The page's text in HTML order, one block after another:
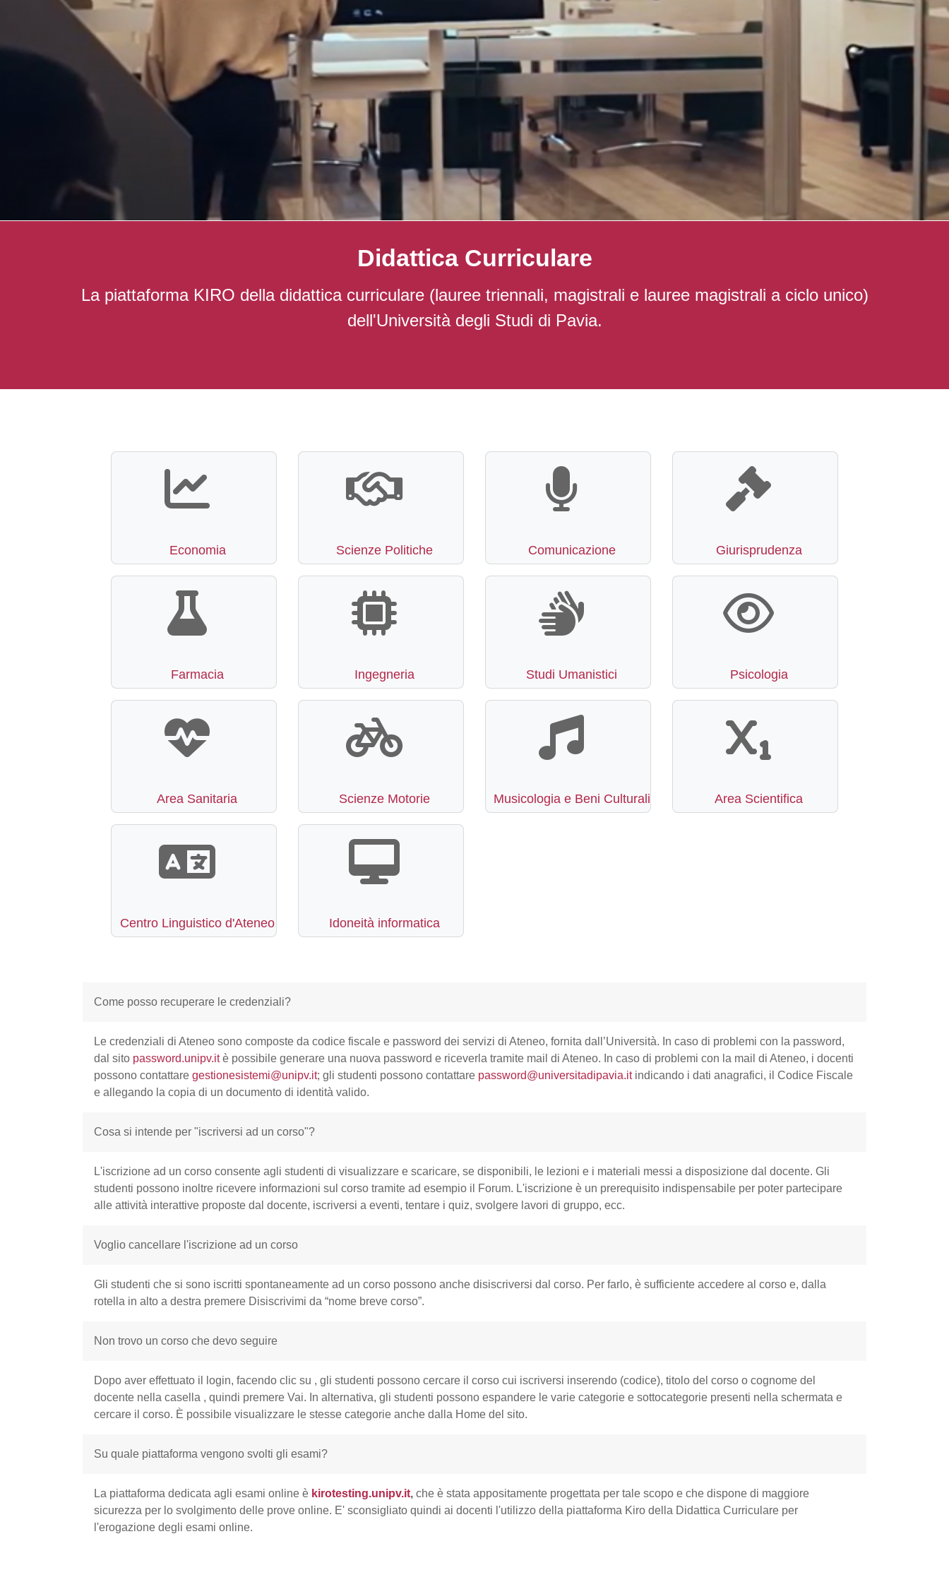
Didattica Curriculare
La piattaforma KIRO della didattica curriculare (lauree triennali, magistrali e lauree magistrali a ciclo unico)
dell'Università degli Studi di Pavia.
Economia Scienze Politiche Comunicazione Giurisprudenza
Farmacia Ingegneria Studi Umanistici Psicologia
Area Sanitaria Scienze Motorie Musicologia e Beni Culturali Area Scientifica
Centro Linguistico d'Ateneo Idoneità informatica
Come posso recuperare le credenziali?
Le credenziali di Ateneo sono composte da codice fiscale e password dei servizi di Ateneo, fornita dall’Università. In caso di problemi con la password,
dal sito password.unipv.itè possibile generare una nuova password e riceverla tramite mail di Ateneo. In caso di problemi con la mail di Ateneo, i docenti
possono contattare gestionesistemi@unipv.it; gli studenti possono contattare password@universitadipavia.itindicando i dati anagrafici, il Codice Fiscale
e allegando la copia di un documento di identità valido.
Cosa si intende per "iscriversi ad un corso"?
L'iscrizione ad un corso consente agli studenti di visualizzare e scaricare, se disponibili, le lezioni e i materiali messi a disposizione dal docente. Gli
studenti possono inoltre ricevere informazioni sul corso tramite ad esempio il Forum. L'iscrizione è un prerequisito indispensabile per poter partecipare
alle attività interattive proposte dal docente, iscriversi a eventi, tentare i quiz, svolgere lavori di gruppo, ecc.
Voglio cancellare l'iscrizione ad un corso
Gli studenti che si sono iscritti spontaneamente ad un corso possono anche disiscriversi dal corso. Per farlo, è sufficiente accedere al corso e, dalla
rotella in alto a destra premere Disiscrivimi da “nome breve corso”.
Non trovo un corso che devo seguire
Dopo aver effettuato il login, facendo clic su , gli studenti possono cercare il corso cui iscriversi inserendo (codice), titolo del corso o cognome del
docente nella casella , quindi premere Vai. In alternativa, gli studenti possono espandere le varie categorie e sottocategorie presenti nella schermata e
cercare il corso. È possibile visualizzare le stesse categorie anche dalla Home del sito.
Su quale piattaforma vengono svolti gli esami?
La piattaforma dedicata agli esami online è kirotesting.unipv.it, che è stata appositamente progettata per tale scopo e che dispone di maggiore
sicurezza per lo svolgimento delle prove online. E' sconsigliato quindi ai docenti l'utilizzo della piattaforma Kiro della Didattica Curriculare per
l'erogazione degli esami online.